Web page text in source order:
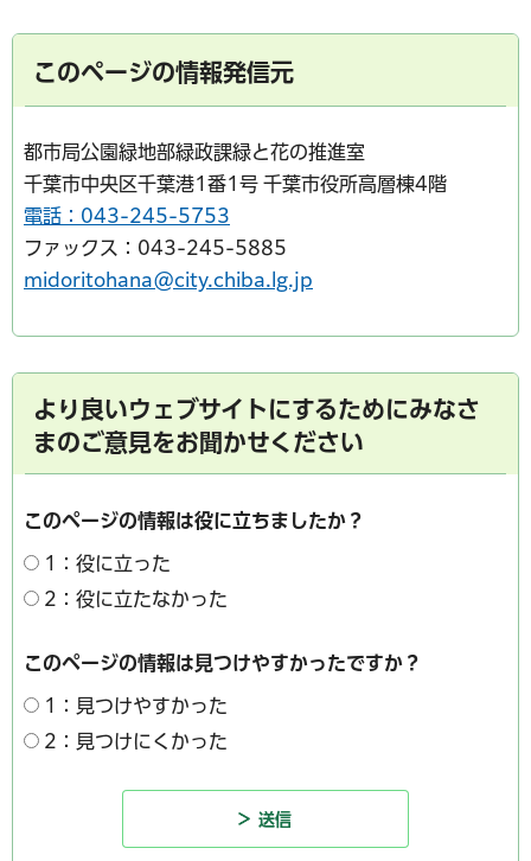
このページの情報発信元
都市局公園緑地部緑政課緑と花の推進室
千葉市中央区千葉港1番1号 千葉市役所高層棟4階
電話：043-245-5753
ファックス：043-245-5885
midoritohana@city.chiba.lg.jp
より良いウェブサイトにするためにみなさ
まのご意見をお聞かせください
このページの情報は役に立ちましたか？
1：役に立った
2：役に立たなかった
このページの情報は見つけやすかったですか？
1：見つけやすかった
2：見つけにくかった